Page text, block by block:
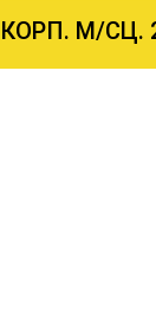
М/СЦ.